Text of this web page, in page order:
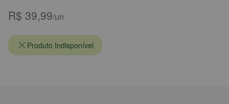
R$ 39,99/un
Produto Indisponível